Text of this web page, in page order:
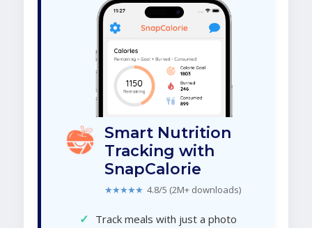
Smart Nutrition
Tracking with
SnapCalorie
★★★★★ 4.8/5 (2M+ downloads)
✓ Track meals with just a photo